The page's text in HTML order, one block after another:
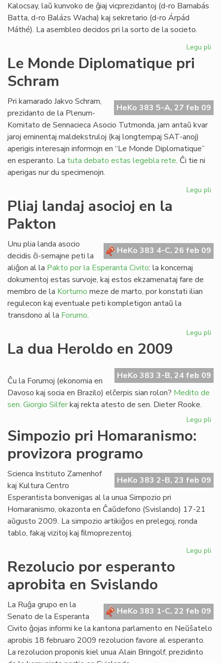
Kalocsay, laŭ kunvoko de ĝiaj vicprezidantoj (d-ro Barnabás
Batta, d-ro Balázs Wacha) kaj sekretario (d-ro Árpád
Máthé). La asembleo decidos pri la sorto de la societo.
Legu pli
Le Monde Diplomatique pri
Schram
HeKo 383 5-A, 27 feb 09
Pri kamarado Jakvo Schram,
prezidanto de la Plenum-
Komitato de Sennacieca Asocio Tutmonda, jam antaŭ kvar
jaroj eminentaj maldekstruloj (kaj longtempaj SAT-anoj)
aperigis interesajn informojn en “Le Monde Diplomatique”
en esperanto. La tuta debato estas legebla rete. Ĉi tie ni
aperigas nur du specimenojn.
Legu pli
Pliaj landaj asocioj en la
Pakton
HeKo 383 4-C, 26 feb 09
Unu plia landa asocio
decidis ĉi-semajne peti la
aliĝon al la Pakto por la Esperanta Civito: la koncernaj
dokumentoj estas survoje, kaj estos ekzamenataj fare de
membro de la Kortumo meze de marto, por konstati ilian
regulecon kaj eventuale peti kompletigon antaŭ la
transdono al la Forumo.
Legu pli
la
La dua Heroldo en 2009
HeKo 383 3-B, 24 feb 09
Ĉu la Forumoj (ekonomia en
Davoso kaj socia en Brazilo) elĉerpis sian rolon? Medito de
sen. Giorgio Silferkaj rekta atesto de sen. Dieter Rooke.
Legu pli
Simpozio pri Homaranismo:
provizora programo
HeKo 383 2-B, 23 feb 09
Scienca Instituto Zamenhof
kaj Kultura Centro
Esperantista bonvenigas al la unua Simpozio pri
Homaranismo, okazonta en Ĉaŭdefono (Svislando) 17-21
aŭgusto 2009. La simpozio artikiĝos en prelegoj, ronda
tablo, fakaj vizitoj kaj ﬁlmoprezentoj.
Legu pli
Rezolucio por esperanto
aprobita en Svislando
HeKo 383 1-C, 22 feb 09
La Ruĝa grupo en la
Senato de la Esperanta
Civito ĝojas informi ke la kantona parlamento en Neŭŝatelo
aprobis 18 februaro 2009 rezolucion favore al esperanto.
La rezolucion proponis kiel unua Alain Bringolf, prezidinto